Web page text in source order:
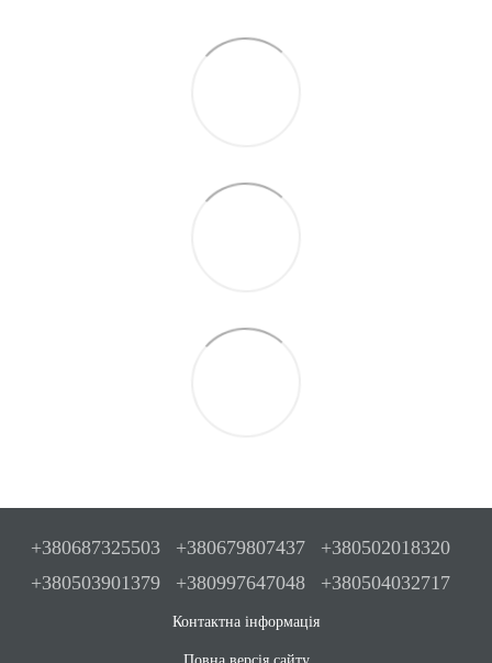
+380687325503 +380679807437
+380502018320
+380503901379
+380997647048 +380504032717
Контактна інформація